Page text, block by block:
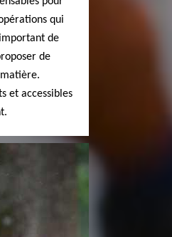
qui
de
de
et accessibles